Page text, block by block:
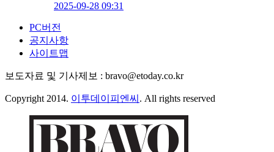
2025-09-28 09:31
PC버전
공지사항
사이트맵
보도자료 및 기사제보 : bravo@etoday.co.kr
Copyright 2014. 이투데이피엔씨 . All rights reserved